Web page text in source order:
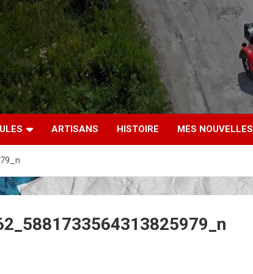
ARTISANS HISTOIRE MES NOUVELLES